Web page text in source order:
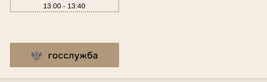
13:00 - 13:40